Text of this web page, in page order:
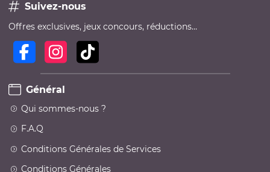
Suivez-nous
Offres exclusives, jeux concours, réductions…
Général
Qui sommes-nous ?
F.A.Q
Conditions Générales de Services
Conditions Générales